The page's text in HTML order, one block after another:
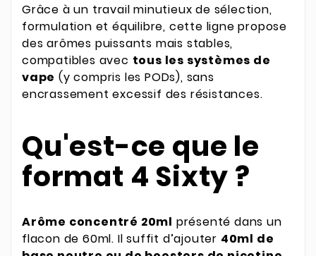
Grâce à un travail minutieux de sélection,
formulation et équilibre, cette ligne propose
des arômes puissants mais stables,
compatibles avec tous les systèmes de
vape (y compris les PODs), sans
encrassement excessif des résistances.
Qu'est-ce que le
format 4 Sixty ?
Arôme concentré 20ml présenté dans un
flacon de 60ml. Il suffit d’ajouter 40ml de